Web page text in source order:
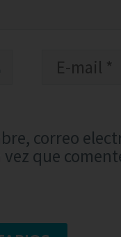
correo
que